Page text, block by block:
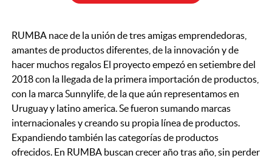
RUMBA nace de la unión de tres amigas emprendedoras,
amantes de productos diferentes, de la innovación y de
hacer muchos regalos El proyecto empezó en setiembre del
2018 con la llegada de la primera importación de productos,
con la marca Sunnylife, de la que aún representamos en
Uruguay y latino america. Se fueron sumando marcas
internacionales y creando su propia línea de productos.
Expandiendo también las categorías de productos
ofrecidos. En RUMBA buscan crecer año tras año, sin perder